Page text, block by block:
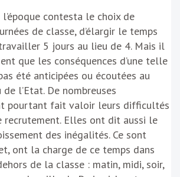
contesta le choix de
de classe, d’élargir le temps
5 jours au lieu de 4. Mais il
que les conséquences d’une telle
été anticipées ou écoutées au
l’Etat. De nombreuses
pourtant fait valoir leurs difficultés
recrutement. Elles ont dit aussi le
des inégalités. Ce sont
ont la charge de ce temps dans
de la classe : matin, midi, soir,